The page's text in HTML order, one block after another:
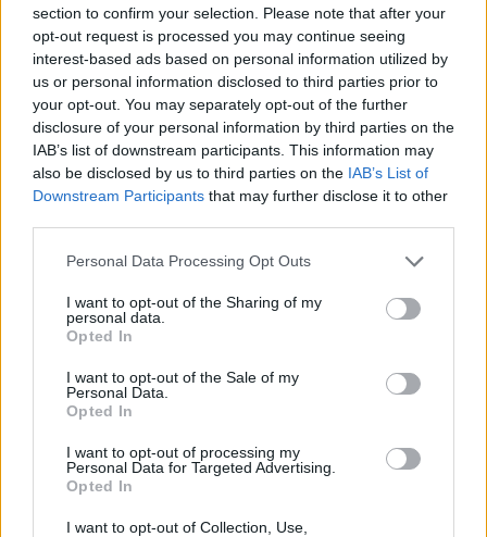
section to confirm your selection. Please note that after your
opt-out request is processed you may continue seeing
interest-based ads based on personal information utilized by
us or personal information disclosed to third parties prior to
your opt-out. You may separately opt-out of the further
disclosure of your personal information by third parties on the
IAB’s list of downstream participants. This information may
also be disclosed by us to third parties on the IAB’s List of
Downstream Participants that may further disclose it to other
Personal Data Processing Opt Outs
I want to opt-out of the Sharing of my
personal data.
Opted In
I want to opt-out of the Sale of my
Personal Data.
Opted In
I want to opt-out of processing my
Personal Data for Targeted Advertising.
Opted In
I want to opt-out of Collection, Use,
Σήμερα (σημαδιακά 13.12.2023) συναντώνται οι
ηγέτες της ΕΕ και των Δυτικών Βαλκανίων στις
Βρυξέλλες ένα χρόνο μετά τη σύνοδο κορυφής
του 2022 στα Τίρανα.
Η σύνοδος κορυφής είναι μια ευκαιρία να
επιβεβαιωθεί εκ νέου η προοπτική ένταξης των
επιτεύγματα των εταίρων, που να στηρίζονται
στις αξίες και τις αρχές της ΕΕ.
Τα κύρια θέματα συζήτησης θα είναι:
η εμβάθυνση της πολιτικής και πολιτικής
δέσμευσης με τα Δυτικά Βαλκάνια
η προσέγγιση των εταίρων των Δυτικών
Βαλκανίων πιο κοντά στην ΕΕ και η
προώθηση της σταδιακής ολοκλήρωσης
η οικοδόμηση οικονομικών θεμελίων για το